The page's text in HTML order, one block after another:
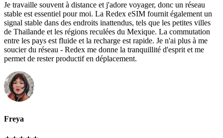
Je travaille souvent à distance et j'adore voyager, donc un réseau
stable est essentiel pour moi. La Redex eSIM fournit également un
signal stable dans des endroits inattendus, tels que les petites villes
de Thaïlande et les régions reculées du Mexique. La commutation
entre les pays est fluide et la recharge est rapide. Je n'ai plus à me
soucier du réseau - Redex me donne la tranquillité d'esprit et me
permet de rester productif en déplacement.
Freya